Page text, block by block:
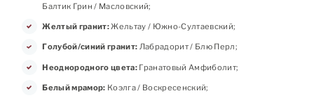
Балтик Грин / Масловский;
Желтый гранит:Жельтау / Южно-Султаевский;
Голубой/синий гранит: Лабрадорит / Блю Перл;
Неоднородного цвета:Гранатовый Амфиболит;
Белый мрамор: Коэлга / Воскресенский;